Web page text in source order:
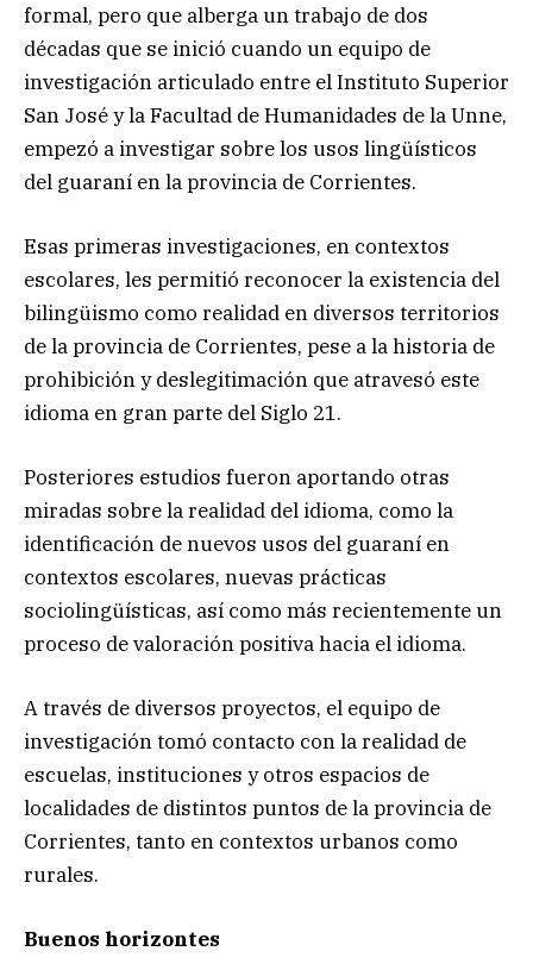
formal, pero que alberga un trabajo de dos
décadas que se inició cuando un equipo de
investigación articulado entre el Instituto Superior
San José y la Facultad de Humanidades de la Unne,
empezó a investigar sobre los usos lingüísticos
del guaraní en la provincia de Corrientes.
Esas primeras investigaciones, en contextos
escolares, les permitió reconocer la existencia del
bilingüismo como realidad en diversos territorios
de la provincia de Corrientes, pese a la historia de
prohibición y deslegitimación que atravesó este
idioma en gran parte del Siglo 21.
Posteriores estudios fueron aportando otras
miradas sobre la realidad del idioma, como la
identificación de nuevos usos del guaraní en
contextos escolares, nuevas prácticas
sociolingüísticas, así como más recientemente un
proceso de valoración positiva hacia el idioma.
A través de diversos proyectos, el equipo de
investigación tomó contacto con la realidad de
escuelas, instituciones y otros espacios de
localidades de distintos puntos de la provincia de
Corrientes, tanto en contextos urbanos como
rurales.
Buenos horizontes